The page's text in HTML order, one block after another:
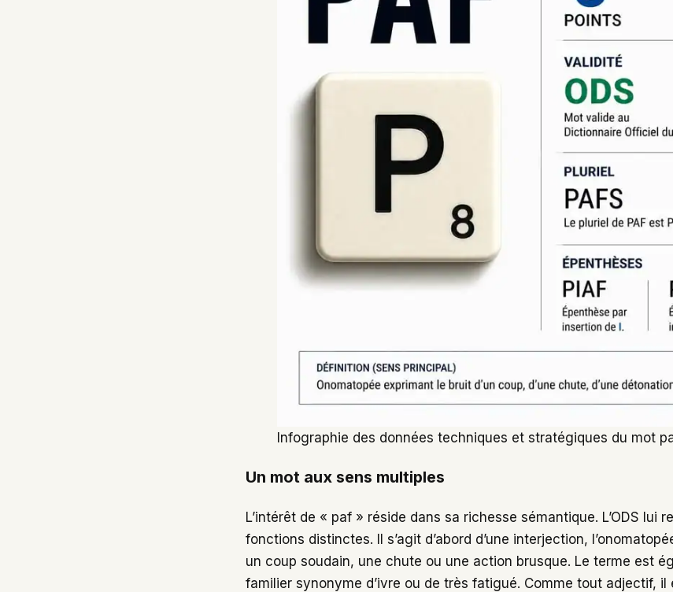
Infographie des données techniques et stratégiques du mot
Un mot aux sens multiples
L’intérêt de « paf » réside dans sa richesse sémantique. L’ODS lui
fonctions distinctes. Il s’agit d’abord d’une interjection,
un coup soudain, une chute ou une action brusque. Le terme est
familier synonyme d’ivre ou de très fatigué. Comme tout adjectif, il